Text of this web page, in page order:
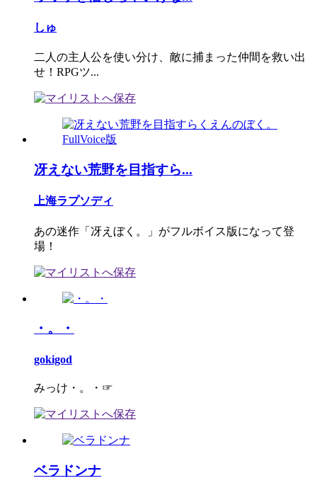
しゅ
二人の主人公を使い分け、敵に捕まった仲間を救い出
せ！RPGツ...
冴えない荒野を目指すら...
上海ラプソディ
あの迷作「冴えぼく。」がフルボイス版になって登
場！
・。・
gokigod
みっけ・。・☞
ベラドンナ